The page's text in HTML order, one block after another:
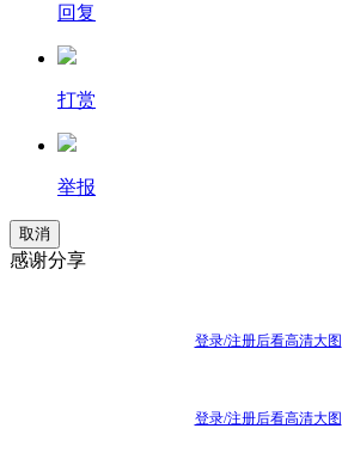
回复
打赏
举报
取消
感谢分享
登录/注册后看高清大图
登录/注册后看高清大图